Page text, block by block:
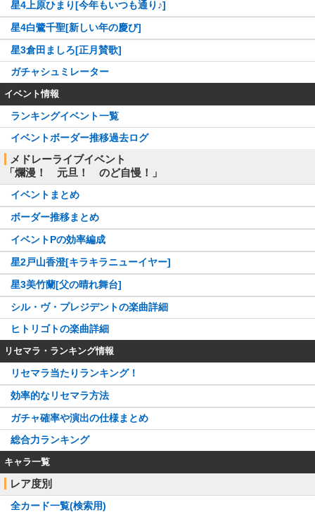
星4上原ひまり[今年もいつも通り♪]
星4白鷺千聖[新しい年の慶び]
星3倉田ましろ[正月賛歌]
ガチャシュミレーター
イベント情報
ランキングイベント一覧
イベントボーダー推移過去ログ
メドレーライブイベント
「爛漫！ 元旦！ のど自慢！」
イベントまとめ
ボーダー推移まとめ
イベントPの効率編成
星2戸山香澄[キラキラニューイヤー]
星3美竹蘭[父の晴れ舞台]
シル・ヴ・プレジデントの楽曲詳細
ヒトリゴトの楽曲詳細
リセマラ・ランキング情報
リセマラ当たりランキング！
効率的なリセマラ方法
ガチャ確率や演出の仕様まとめ
総合力ランキング
キャラ一覧
レア度別
全カード一覧(検索用)